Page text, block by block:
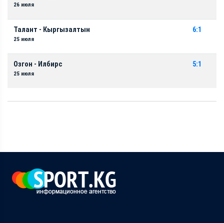
26 июля
Талант - Кыргызалтын
25 июля
6:1
Озгон - Илбирс
25 июля
5:1